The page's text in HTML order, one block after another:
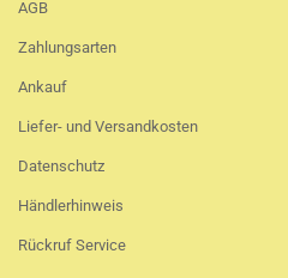
AGB
Zahlungsarten
Ankauf
Liefer- und Versandkosten
Datenschutz
Händlerhinweis
Rückruf Service